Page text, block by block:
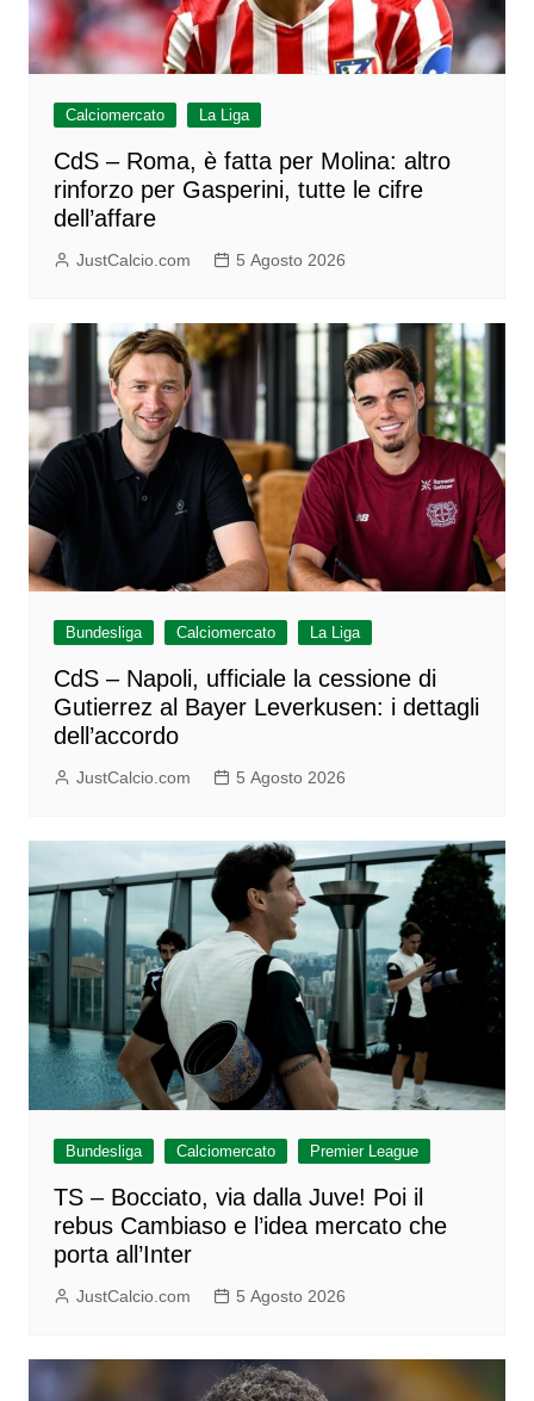
Calciomercato La Liga
CdS – Roma, è fatta per Molina: altro
rinforzo per Gasperini, tutte le cifre
dell’affare
JustCalcio.com 5 Agosto 2026
Bundesliga Calciomercato La Liga
CdS – Napoli, ufficiale la cessione di
Gutierrez al Bayer Leverkusen: i dettagli
dell’accordo
JustCalcio.com 5 Agosto 2026
Bundesliga Calciomercato Premier League
TS – Bocciato, via dalla Juve! Poi il
rebus Cambiaso e l’idea mercato che
porta all’Inter
JustCalcio.com 5 Agosto 2026